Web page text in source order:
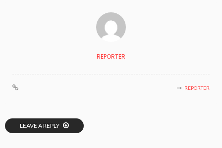
REPORTER
REPORTER
LEAVE A REPLY